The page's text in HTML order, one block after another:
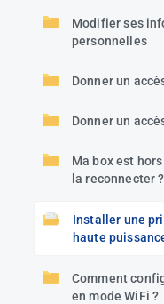
Modifier ses
personnelles
Donner un
Donner un
Ma box est
la reconnecter ?
Installer une
haute
Comment
en mode WiFi ?